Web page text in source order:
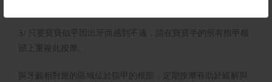
3/ 只要寶寶似乎因出牙而感到不適，請在寶寶手的所有指甲根
部上重複此按摩。
與牙齦相對應的區域位於指甲的根部，定期按摩有助於緩解與